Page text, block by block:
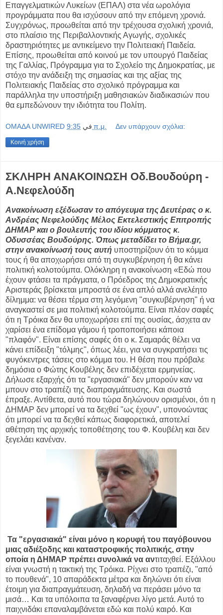
Επαγγελματικών Λυκείων (ΕΠΑΛ) στα νέα ωρολόγια
προγράμματα που θα ισχύσουν από την επόμενη χρονιά.
Συγχρόνως, προωθείται από την τρέχουσα σχολική χρονιά,
στο πλαίσιο της Περιβαλλοντικής Αγωγής, σχολικές
δραστηριότητες με αντικείμενο την Πολιτειακή Παιδεία.
Επίσης, προωθείται από κοινού με τον υπουργό Παιδείας
της Γαλλίας, Πρόγραμμα για το Σχολείο της Δημοκρατίας, με
στόχο την ανάδειξη της σημασίας και της αξίας της
Πολιτειακής Παιδείας στο σχολικό πρόγραμμα και
παράλληλα την υποστήριξη μαθησιακών διαδικασιών που
θα εμπεδώνουν την ιδιότητα του Πολίτη.
OMAΔΑ UNWIRED في 9:35 π.μ. Δεν υπάρχουν σχόλια:
Κοινή χρήση
ΣΚΛΗΡΗ ΑΝΑΚΟΙΝΩΣΗ Οδ.Βουδούρη -
Α.Νεφελούδη
Ανακοίνωση εξέδωσαν το απόγευμα της Δευτέρας ο κ.
Ανδρέας Νεφελούδης Μέλος Εκτελεστικής Επιτροπής
ΔΗΜΑΡ και ο βουλευτής του ιδίου κόμματος κ.
Οδυσσέας Βουδούρης. Όπως μεταδίδει το Βήμα.gr,
στην ανακοίνωσή τους αυτή υποστηρίζουν ότι το κόμμα
τους ή θα αποχωρήσει από τη συγκυβέρνηση ή θα κάνει
πολιτική κολοτούμπα. Ολόκληρη η ανακοίνωση «Εδώ που
έχουν φτάσει τα πράγματα, ο Πρόεδρος της Δημοκρατικής
Αριστεράς βρίσκεται μπροστά σε ένα απλό αλλά ανελέητο
δίλημμα: να θέσει τέρμα στη λεγόμενη "συγκυβέρνηση" ή να
αναγκαστεί σε μια πολιτική κολοτούμπα. Είναι πλέον σαφές
ότι η Τρόικα δεν θα υποχωρήσει επί της ουσίας, άσχετα αν
χαρίσει ένα επίδομα γάμου ή τροποποιήσει κάποια
"πλαφόν". Είναι επίσης σαφές ότι ο κ. Σαμαράς θέλει να
κάνει επίδειξη "τόλμης", όπως λέει, για να συγκρατήσει τις
φυγόκεντρες τάσεις στο κόμμα του. Η θέση που πρόβαλε
δημόσια ο Φώτης Κουβέλης δεν επιδέχεται ερμηνείας.
Δήλωσε εξαρχής ότι τα "εργασιακά" δεν μπορούν καν να
μπουν στο τραπέζι της διαπραγμάτευσης. Και σωστά
έπραξε. Αντίθετα, αυτό που τώρα δηλώνουν ορισμένοι, ότι η
ΔΗΜΑΡ δεν μπορεί να τα δεχθεί "ως έχουν", υπονοώντας
ότι μπορεί να τα δεχθεί κάπως διαφορετικά, αποτελεί
αθέτηση της αρχικής τοποθέτησης του Φ. Κουβέλη και δεν
ξεγελάει κανέναν.
Τα "εργασιακά" είναι μόνο η κορυφή του παγόβουνου
μιας αδιέξοδης και καταστροφικής πολιτικής, στην
οποία η ΔΗΜΑΡ πρέπει συνολικά να αντιταχθεί. Εξάλλου
είναι γνωστή η τακτική της Τρόικα. Ρίχνει στο τραπέζι, "από
το πουθενά", 10 απαράδεκτα μέτρα και δηλώνει ότι είναι
έτοιμη για διαπραγμάτευση, δηλαδή να περάσει μόνο τα
μισά… Και τα υπόλοιπα τα ξαναφέρνει λίγο μετά. Αυτό το
παιχνιδάκι επαναλαμβάνεται εδώ και πολύ καιρό. Και